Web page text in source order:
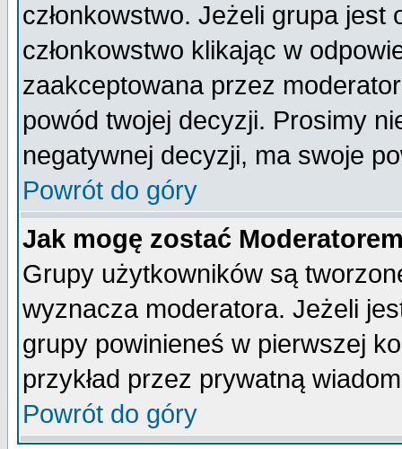
członkowstwo. Jeżeli grupa
członkowstwo klikając w
zaakceptowana przez
powód twojej decyzji. Prosimy
negatywnej decyzji, ma swoje
Powrót do góry
Jak mogę zostać
Grupy użytkowników są
wyznacza moderatora. Jeżeli
grupy powinieneś w pierwszej
przykład przez prywatną
Powrót do góry